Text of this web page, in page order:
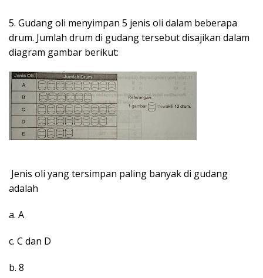
5. Gudang oli menyimpan 5 jenis oli dalam beberapa
drum. Jumlah drum di gudang tersebut disajikan dalam
diagram gambar berikut:
Jenis oli yang tersimpan paling banyak di gudang
adalah
a. A
c. C dan D
b. 8